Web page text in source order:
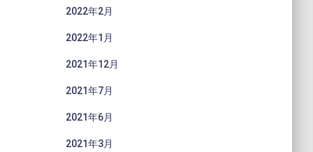
2022年2月
2022年1月
2021年12月
2021年7月
2021年6月
2021年3月